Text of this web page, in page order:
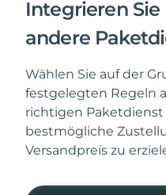
Integrieren
andere
Wählen Sie auf der
festgelegten Regeln
richtigen Paketdienst
bestmögliche
Versandpreis zu